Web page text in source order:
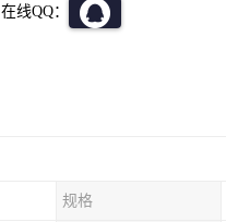
在线QQ：
规格